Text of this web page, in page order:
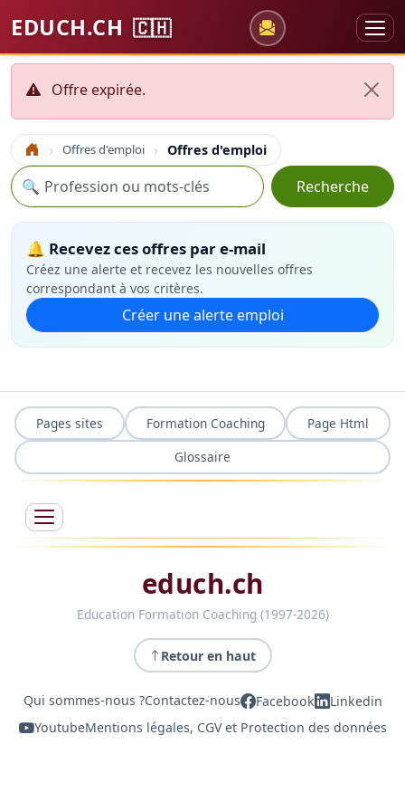
EDUCH.CH 🇨🇭
Offre expirée.
Accueil Offres d'emploi Offres d'emploi
Recherche
🔍 Recherche
🔔 Recevez ces offres par e-mail
Créez une alerte et recevez les nouvelles offres
correspondant à vos critères.
Créer une alerte emploi
Pages sites Formation Coaching
Page Html
Glossaire
educh.ch
Education Formation Coaching (1997-2026)
Retour en haut
Qui sommes-nous ?Contactez-nous Facebook
Linkedin
YoutubeMentions légales, CGV et Protection des données